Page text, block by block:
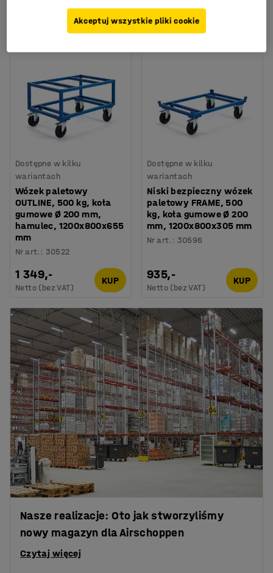
2 049,-
Netto (bez VAT)
Dostępne w kilku
wariantach
Wózek paletowy
OUTLINE, 500 kg, koła
gumowe Ø 200 mm,
hamulec, 1200x800x655
mm
Nr art. : 30522
1 349,-
Netto (bez VAT)
KUP
Dostępne w kilku
wariantach
Niski bezpieczny wózek
paletowy FRAME, 500
kg, koła gumowe Ø 200
mm, 1200x800x305 mm
Nr art. : 30596
935,-
Netto (bez VAT)
KUP
Nasze realizacje: Oto jak stworzyliśmy
nowy magazyn dla Airschoppen
Czytaj więcej
Akceptuj wszystkie pliki cookie